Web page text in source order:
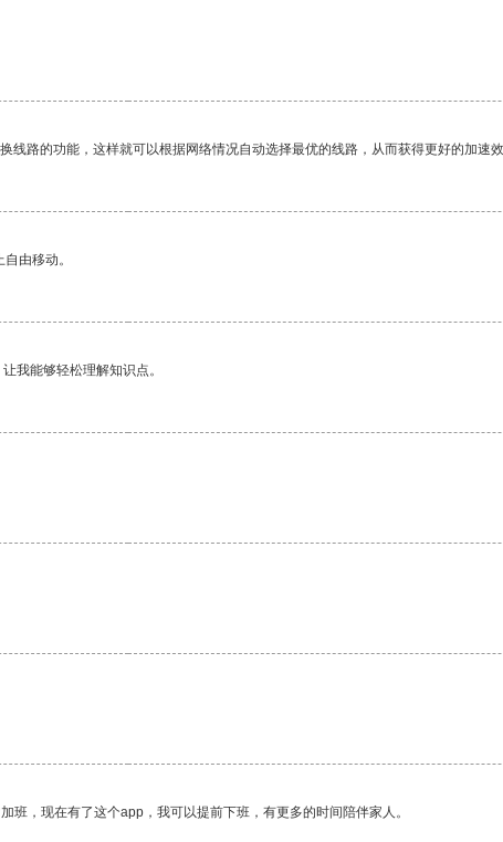
路的功能，这样就可以根据网络情况自动选择最优的线路，从而获得更好的加速效
由移动。
我能够轻松理解知识点。
，现在有了这个app，我可以提前下班，有更多的时间陪伴家人。